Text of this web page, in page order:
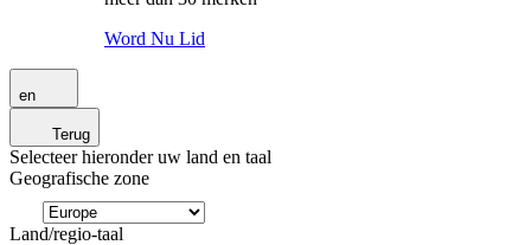
Word Nu Lid
en
Terug
Selecteer hieronder uw land en taal
Geografische zone
Land/regio-taal